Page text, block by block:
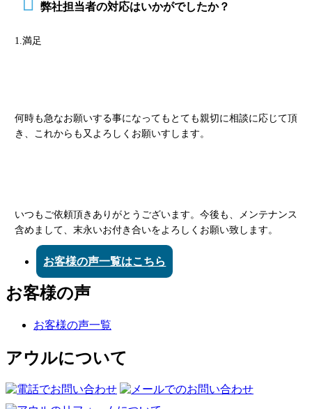
弊社担当者の対応はいかがでしたか？
1.満足
何時も急なお願いする事になってもとても親切に相談に応じて頂
き、これからも又よろしくお願いすします。
いつもご依頼頂きありがとうございます。今後も、メンテナンス
含めまして、末永いお付き合いをよろしくお願い致します。
お客様の声一覧はこちら
お客様の声
お客様の声一覧
アウルについて